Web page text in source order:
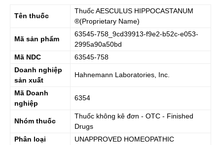
Tên thuốc
ThuốcAESCULUS HIPPOCASTANUM
®(Proprietary Name)
Mã sản phẩm
63545-758_9cd39913-f9e2-b52c-e053-
2995a90a50bd
Mã NDC
63545-758
Doanh nghiệp
sản xuất
Hahnemann Laboratories, Inc.
Mã Doanh
nghiệp
6354
Nhóm thuốc
Thuốc không kê đơn - OTC - Finished
Drugs
Phân loại
UNAPPROVED HOMEOPATHIC